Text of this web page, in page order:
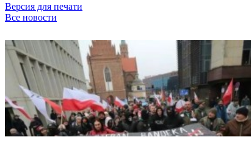
Версия для печати
Все новости